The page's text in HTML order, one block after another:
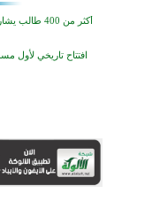
أكثر من 400 طالب يشاركون في مسابقة المعلومات الإسلامية بأستراليا
افتتاح تاريخي لأول
منطقة ريبوفسي
القرآن والتربية في صدارة